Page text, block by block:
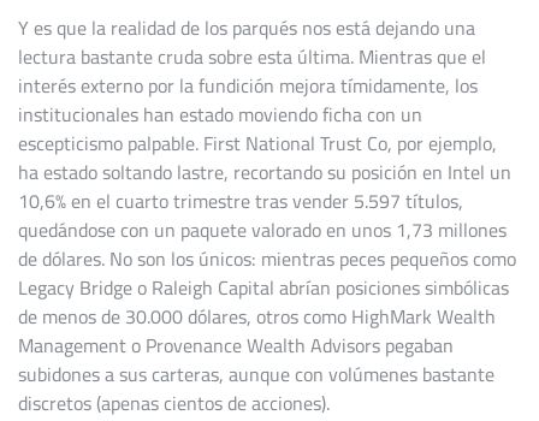
Y es que la realidad de los parqués nos está dejando una
lectura bastante cruda sobre esta última. Mientras que el
interés externo por la fundición mejora tímidamente, los
institucionales han estado moviendo ficha con un
escepticismo palpable. First National Trust Co, por ejemplo,
ha estado soltando lastre, recortando su posición en Intel un
10,6% en el cuarto trimestre tras vender 5.597 títulos,
quedándose con un paquete valorado en unos 1,73 millones
de dólares. No son los únicos: mientras peces pequeños como
Legacy Bridge o Raleigh Capital abrían posiciones simbólicas
de menos de 30.000 dólares, otros como HighMark Wealth
Management o Provenance Wealth Advisors pegaban
subidones a sus carteras, aunque con volúmenes bastante
discretos (apenas cientos de acciones).